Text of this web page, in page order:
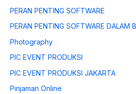
PERAN PENTING SOFTWARE
PERAN PENTING SOFTWARE DALAM
Photography
PIC EVENT PRODUKSI
PIC EVENT PRODUKSI JAKARTA
Pinjaman Online